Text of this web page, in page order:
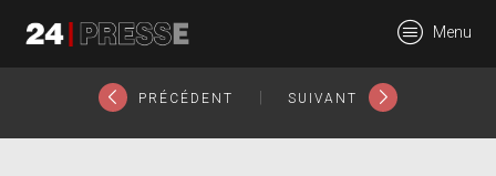
24Presse -
Menu
PRÉCÉDENT SUIVANT